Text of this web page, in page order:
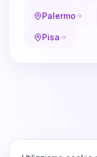
Palermo
Pisa